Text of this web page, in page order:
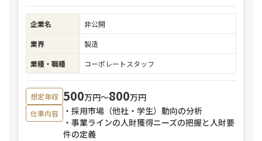
企業名
非公開
業界
製造
業種・職種
コーポレートスタッフ
想定年収 500万円〜800万円
仕事内容
・採用市場（他社・学生）動向の分析
・事業ラインの人財獲得ニーズの把握と人財要
件の定義